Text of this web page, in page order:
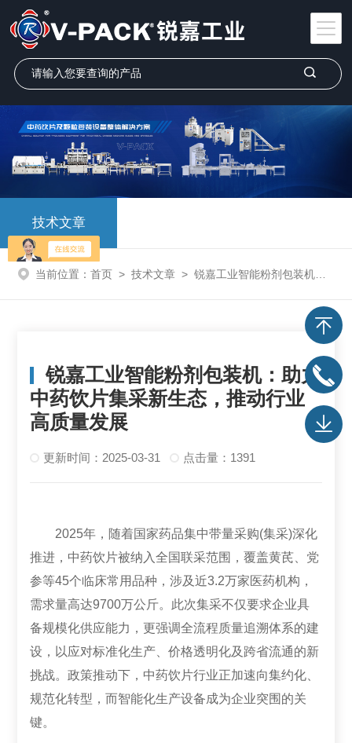
技术文章
当前位置： 首页 > 技术文章 > 锐嘉工业智能粉剂包装机：助力中药饮片集采新生态，推动行业高质量发展
锐嘉工业智能粉剂包装机：助力
中药饮片集采新生态，推动行业
高质量发展
更新时间：2025-03-31 点击量：1391
2025年，随着国家药品集中带量采购(集采)深化
推进，中药饮片被纳入全国联采范围，覆盖黄芪、党
参等45个临床常用品种，涉及近3.2万家医药机构，
需求量高达9700万公斤。此次集采不仅要求企业具
备规模化供应能力，更强调全流程质量追溯体系的建
设，以应对标准化生产、价格透明化及跨省流通的新
挑战。政策推动下，中药饮片行业正加速向集约化、
规范化转型，而智能化生产设备成为企业突围的关
键。